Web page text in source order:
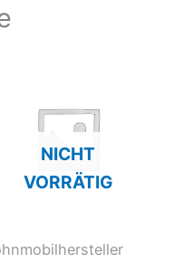
NICHT
VORRÄTIG